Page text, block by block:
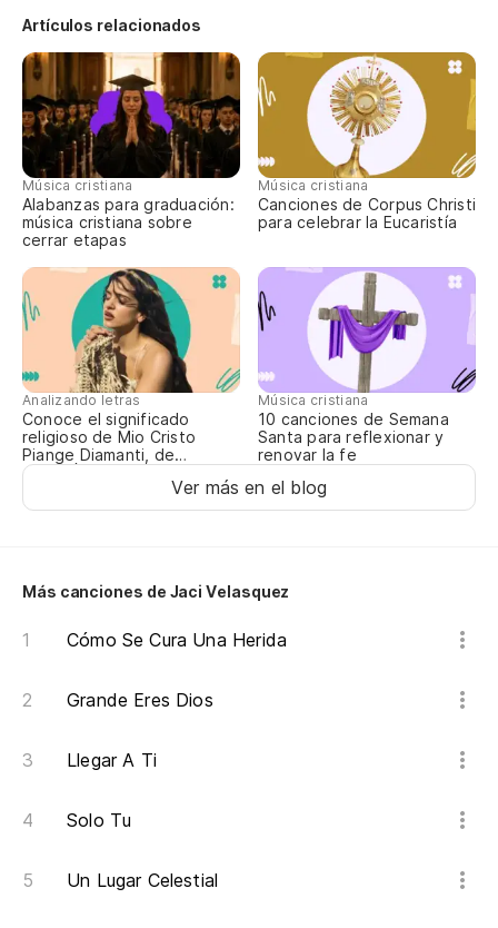
Artículos relacionados
Música cristiana
Alabanzas para graduación:
música cristiana sobre
cerrar etapas
Música cristiana
Canciones de Corpus Christi
para celebrar la Eucaristía
Analizando letras
Conoce el significado
religioso de Mio Cristo
Piange Diamanti, de
ROSALÍA
Música cristiana
10 canciones de Semana
Santa para reflexionar y
renovar la fe
Ver más en el blog
Más canciones de Jaci Velasquez
Cómo Se Cura Una Herida
Grande Eres Dios
Llegar A Ti
Solo Tu
Un Lugar Celestial